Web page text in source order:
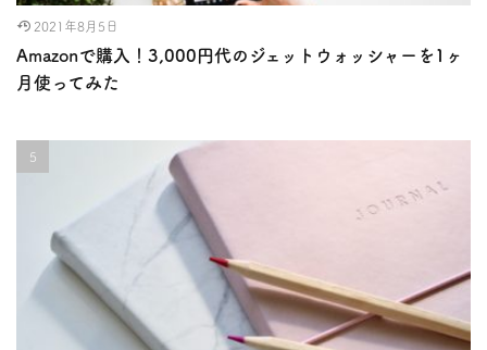
2021年8月5日
Amazonで購入！3,000円代のジェットウォッシャーを1ヶ
月使ってみた